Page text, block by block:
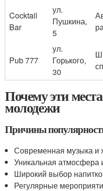
Cocktail
Bar
ул.
Пушкина,
5
Pub 777
ул.
Горького,
30
Почему эти
молодежи
Причины
Современная музыка и
Уникальная атмосфера
Широкий выбор
Регулярные